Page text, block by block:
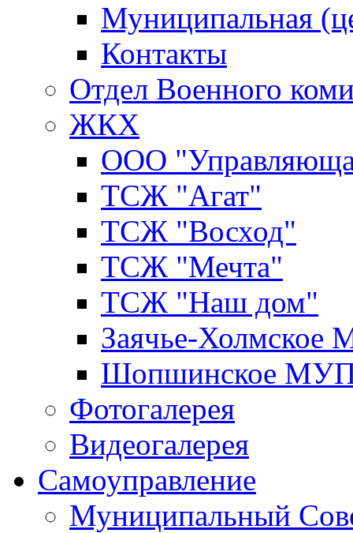
Муниципальная
Контакты
Отдел Военного
ЖКХ
ООО
ТСЖ "Агат"
ТСЖ "Восход"
ТСЖ "Мечта"
ТСЖ "Наш дом"
Заячье-
Шопшинское
Фотогалерея
Видеогалерея
Самоуправление
Муниципальный